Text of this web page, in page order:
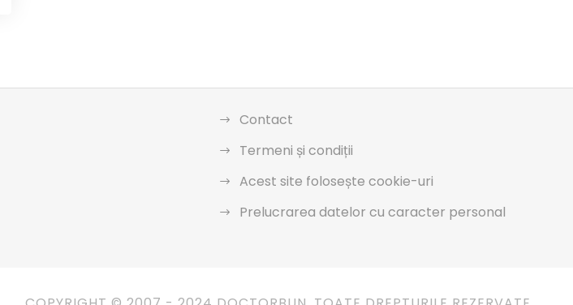
Contact
Termeni și condiții
Acest site folosește cookie-uri
Prelucrarea datelor cu caracter personal